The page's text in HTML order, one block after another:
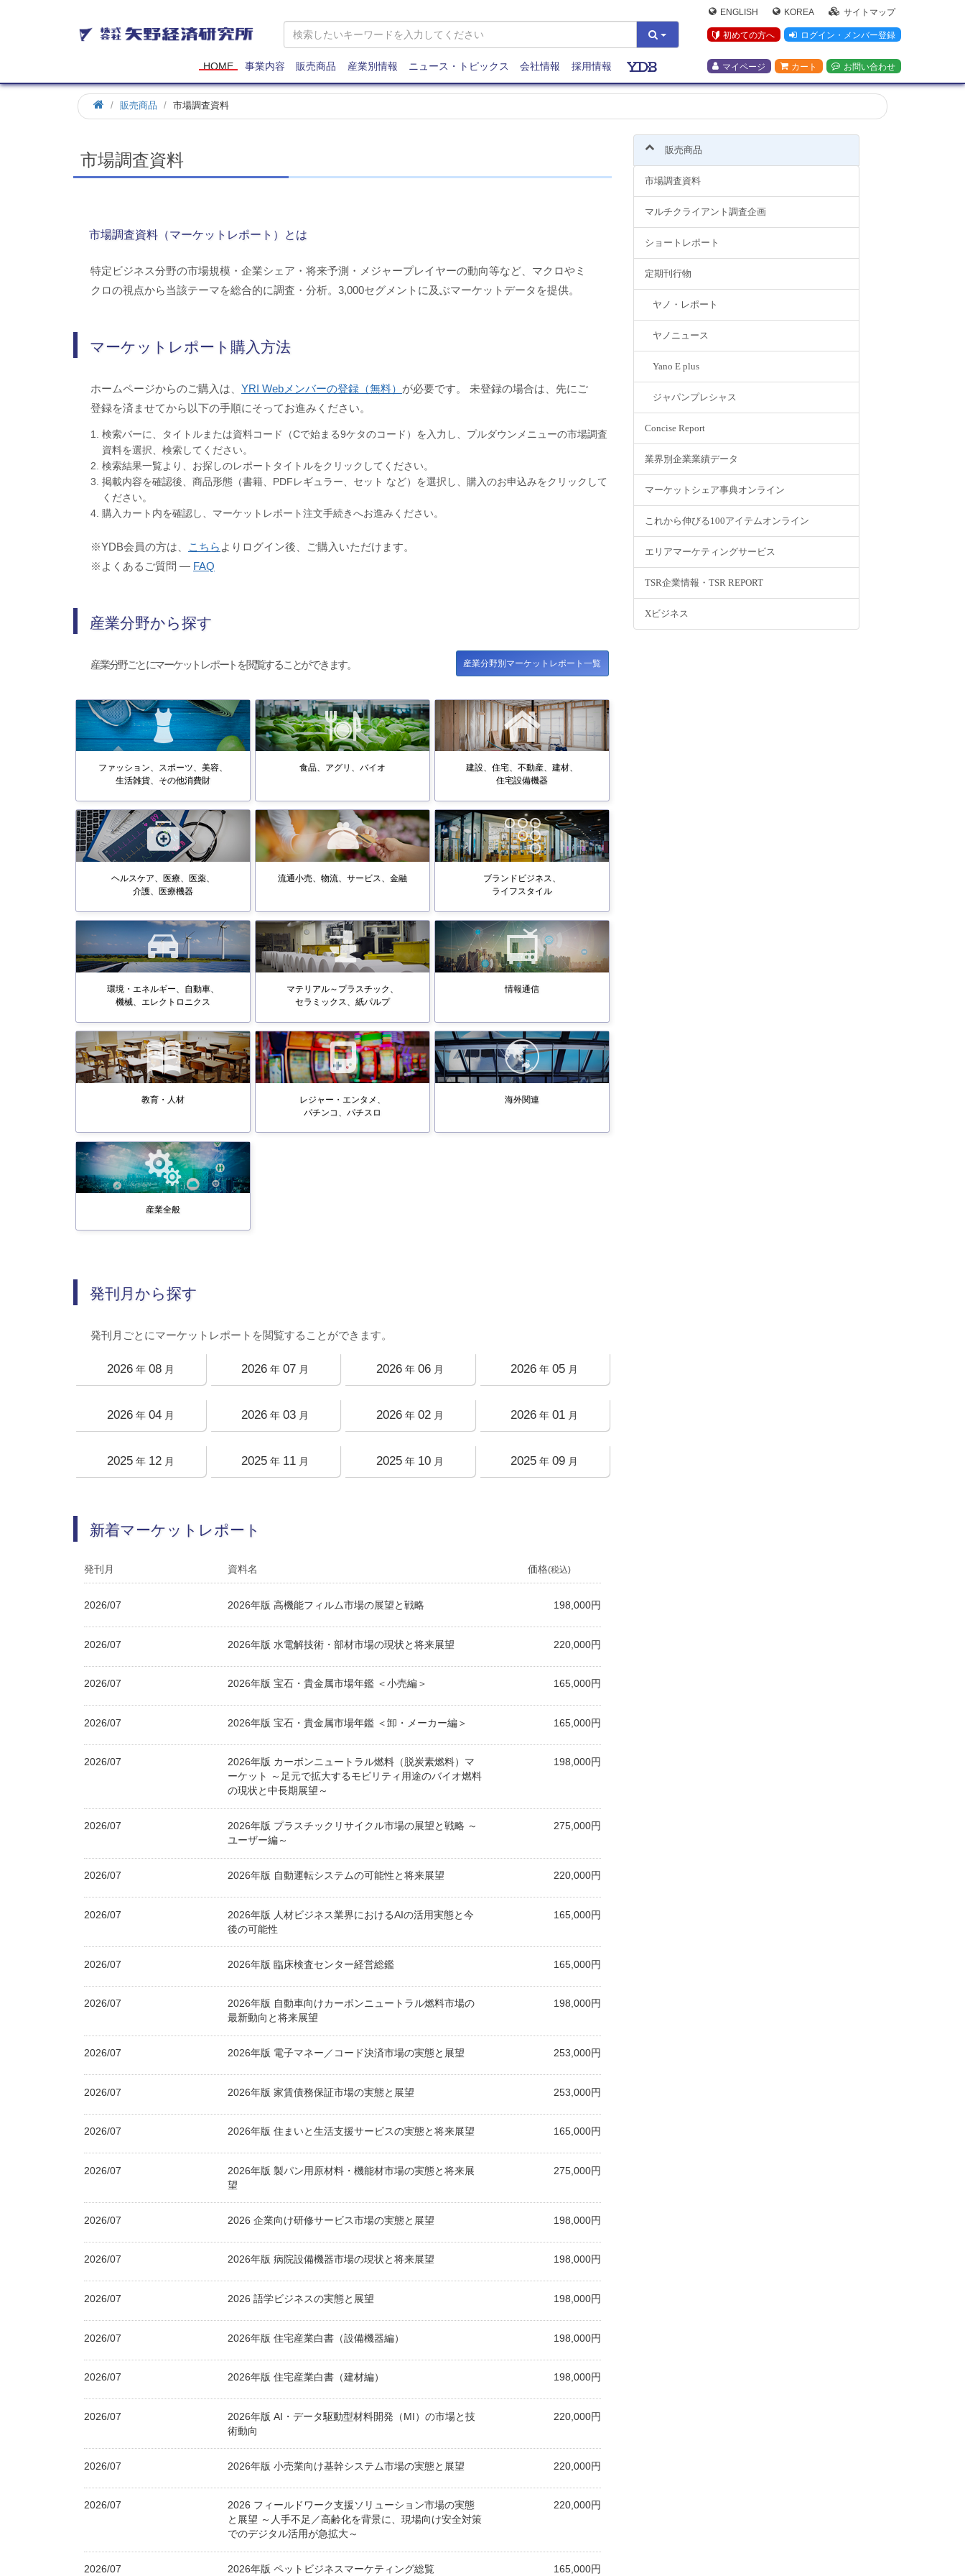
矢
野
研
究
所
ENGLISH KOREA サイトマップ
初めての方へ ログイン・メンバー登録
マイページ カート お問い合わせ
HOME 事業内容 販売商品 産業別情報 ニュース・トピックス 会社情報 採用情報
ホ
ー
販売商品 市場調査資料
市場調査資料
市場調査資料（マーケットレポート）とは
特定ビジネス分野の市場規模・企業シェア・将来予測・メジャープレイヤーの動向等など、マクロやミ
クロの視点から当該テーマを総合的に調査・分析。3,000セグメントに及ぶマーケットデータを提供。
マーケットレポート購入方法
ホームページからのご購入は、 YRI Webメンバーの登録（無料） が必要です。 未登録の場合は、先にご
登録を済ませてから以下の手順にそってお進みください。
検索バーに、タイトルまたは資料コード（Cで始まる9ケタのコード）を入力し、プルダウンメニューの市場調査
資料を選択、検索してください。
検索結果一覧より、お探しのレポートタイトルをクリックしてください。
掲載内容を確認後、商品形態（書籍、PDFレギュラー、セット など）を選択し、購入のお申込みをクリックして
ください。
購入カート内を確認し、マーケットレポート注文手続きへお進みください。
※YDB会員の方は、 こちら よりログイン後、ご購入いただけます。
※よくあるご質問 ― FAQ
産業分野から探す
産業分野ごとにマーケットレポートを閲覧することができます。 産業分野別マーケットレポート一覧
ファッション、スポーツ、美容、
生活雑貨、その他消費財
食品、アグリ、バイオ
建設、住宅、不動産、建材、
住宅設備機器
ヘルスケア、医療、医薬、
介護、医療機器
流通小売、物流、サービス、金融
ブランドビジネス、
ライフスタイル
環境・エネルギー、自動車、
機械、エレクトロニクス
マテリアル～プラスチック、
セラミックス、紙パルプ
情報通信
教育・人材
レジャー・エンタメ、
パチンコ、パチスロ
海外関連
産業全般
発刊月から探す
発刊月ごとにマーケットレポートを閲覧することができます。
2026年 08月 2026 年 07 月 2026年 06月 2026 年 05 月
2026年 04月 2026 年 03 月 2026年 02月 2026 年 01 月
2025年 12月 2025 年 11 月 2025年 10月 2025 年 09 月
新着マーケットレポート
発刊月 資料名 価格(税込)
2026/07 2026年版 高機能フィルム市場の展望と戦略 198,000円
2026/07 2026年版 水電解技術・部材市場の現状と将来展望 220,000円
2026/07 2026年版 宝石・貴金属市場年鑑 ＜小売編＞ 165,000円
2026/07 2026年版 宝石・貴金属市場年鑑 ＜卸・メーカー編＞ 165,000円
2026/07
2026年版 カーボンニュートラル燃料（脱炭素燃料）マ
ーケット ～足元で拡大するモビリティ用途のバイオ燃料
の現状と中長期展望～
198,000円
2026/07
2026年版 プラスチックリサイクル市場の展望と戦略 ～
ユーザー編～
275,000円
2026/07 2026年版 自動運転システムの可能性と将来展望 220,000円
2026/07
2026年版 人材ビジネス業界におけるAIの活用実態と今
後の可能性
165,000円
2026/07 2026年版 臨床検査センター経営総鑑 165,000円
2026/07
2026年版 自動車向けカーボンニュートラル燃料市場の
最新動向と将来展望
198,000円
2026/07 2026年版 電子マネー／コード決済市場の実態と展望 253,000円
2026/07 2026年版 家賃債務保証市場の実態と展望 253,000円
2026/07 2026年版 住まいと生活支援サービスの実態と将来展望 165,000円
2026/07
2026年版 製パン用原材料・機能材市場の実態と将来展
望
275,000円
2026/07 2026 企業向け研修サービス市場の実態と展望 198,000円
2026/07 2026年版 病院設備機器市場の現状と将来展望 198,000円
2026/07 2026 語学ビジネスの実態と展望 198,000円
2026/07 2026年版 住宅産業白書（設備機器編） 198,000円
2026/07 2026年版 住宅産業白書（建材編） 198,000円
2026/07
2026年版 AI・データ駆動型材料開発（MI）の市場と技
術動向
220,000円
2026/07 2026年版 小売業向け基幹システム市場の実態と展望 220,000円
2026/07
2026 フィールドワーク支援ソリューション市場の実態
と展望 ～人手不足／高齢化を背景に、現場向け安全対策
でのデジタル活用が急拡大～
220,000円
2026/07 2026年版 ペットビジネスマーケティング総覧 165,000円
販売商品
市場調査資料
マルチクライアント調査企画
ショートレポート
定期刊行物
ヤノ・レポート
ヤノニュース
Yano E plus
ジャパンプレシャス
Concise Report
業界別企業業績データ
マーケットシェア事典オンライン
これから伸びる100アイテムオンライン
エリアマーケティングサービス
TSR企業情報・TSR REPORT
Xビジネス